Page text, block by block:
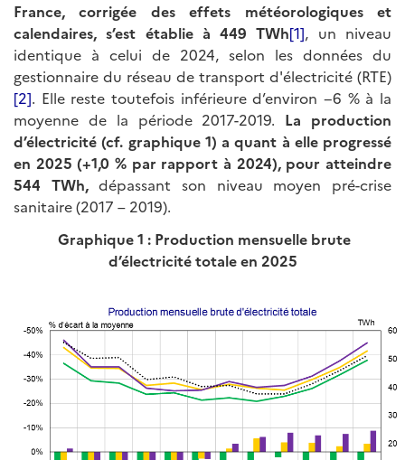
France, corrigée des effets météorologiques et
calendaires, s’est établie à 449 TWh[1], un niveau
identique à celui de 2024, selon les données du
gestionnaire du réseau de transport d'électricité (RTE)
[2]. Elle reste toutefois inférieure d’environ −6 % à la
moyenne de la période 2017-2019. La production
d’électricité (cf. graphique 1) a quant à elle progressé
en 2025 (+1,0 % par rapport à 2024), pour atteindre
544 TWh,dépassant son niveau moyen pré-crise
sanitaire (2017 – 2019).
Graphique 1 : Production mensuelle brute
d’électricité totale en 2025